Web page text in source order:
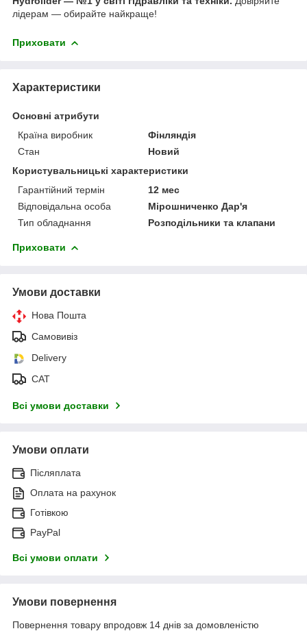
лідерам — обирайте найкраще!
Приховати
Характеристики
Основні атрибути
Країна виробник
Фінляндія
Стан
Новий
Користувальницькі характеристики
Гарантійний термін
12 мес
Відповідальна особа
Мірошниченко Дар'я
Тип обладнання
Розподільники та клапани
Приховати
Умови доставки
Нова Пошта
Самовивіз
Delivery
САТ
Всі умови доставки
Умови оплати
Післяплата
Оплата на рахунок
Готівкою
PayPal
Всі умови оплати
Умови повернення
Повернення товару впродовж 14 днів за домовленістю